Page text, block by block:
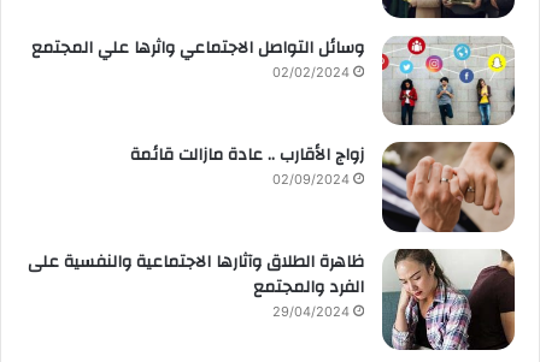
وسائل التواصل الاجتماعي واثرها علي المجتمع
02/02/2024
زواج الأقارب .. عادة مازالت قائمة
02/09/2024
ظاهرة الطلاق وآثارها الاجتماعية والنفسية على
الفرد والمجتمع
29/04/2024